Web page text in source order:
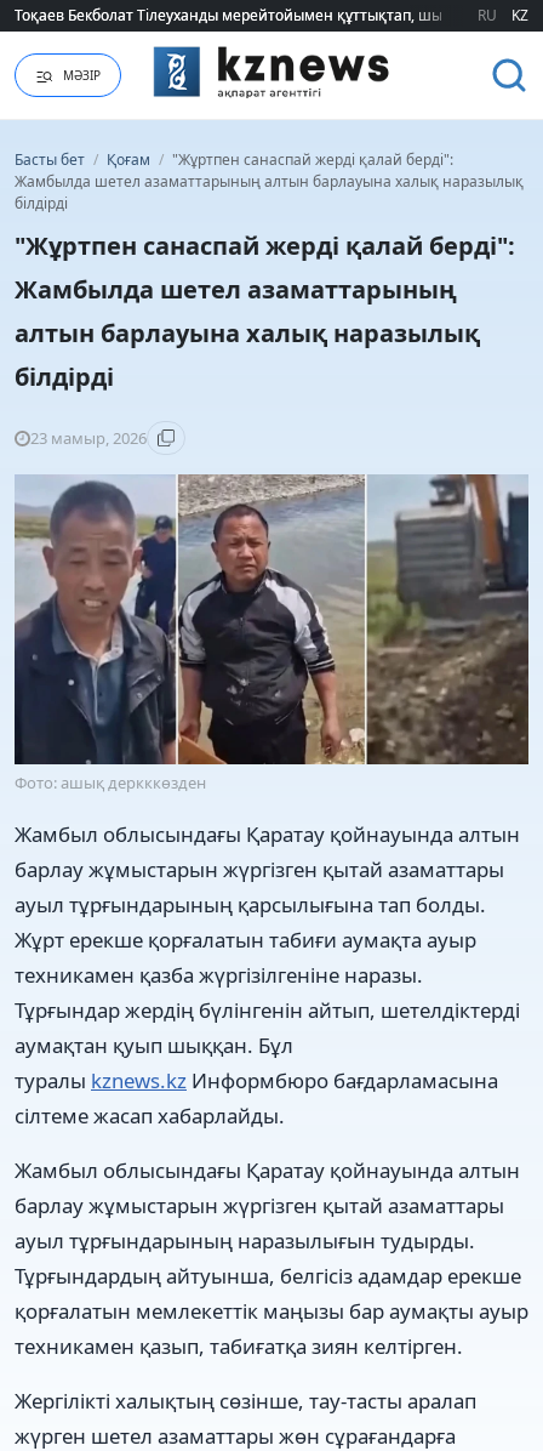
Тоқаев Бекболат Тілеуханды мерейтойымен құттықтап, шығармашылық
Тоқаев Бекболат Тілеуханды мерейтойымен құттықтап, шығармашылық
RU KZ
МӘЗІР
Басты бет / Қоғам / "Жұртпен санаспай жерді қалай берді":
Жамбылда шетел азаматтарының алтын барлауына халық наразылық
білдірді
"Жұртпен санаспай жерді қалай берді":
Жамбылда шетел азаматтарының
алтын барлауына халық наразылық
білдірді
23 мамыр, 2026
Фото: ашық деркккөзден
Жамбыл облысындағы Қаратау қойнауында алтын
барлау жұмыстарын жүргізген қытай азаматтары
ауыл тұрғындарының қарсылығына тап болды.
Жұрт ерекше қорғалатын табиғи аумақта ауыр
техникамен қазба жүргізілгеніне наразы.
Тұрғындар жердің бүлінгенін айтып, шетелдіктерді
аумақтан қуып шыққан. Бұл
туралы kznews.kz Информбюро бағдарламасына
сілтеме жасап хабарлайды.
Жамбыл облысындағы Қаратау қойнауында алтын
барлау жұмыстарын жүргізген қытай азаматтары
ауыл тұрғындарының наразылығын тудырды.
Тұрғындардың айтуынша, белгісіз адамдар ерекше
қорғалатын мемлекеттік маңызы бар аумақты ауыр
техникамен қазып, табиғатқа зиян келтірген.
Жергілікті халықтың сөзінше, тау-тасты аралап
жүрген шетел азаматтары жөн сұрағандарға